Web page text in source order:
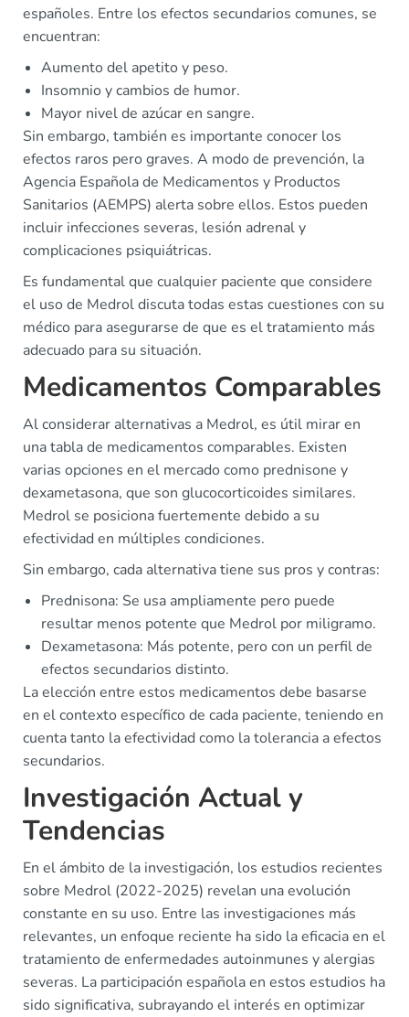
españoles. Entre los efectos secundarios comunes, se
encuentran:
Aumento del apetito y peso.
Insomnio y cambios de humor.
Mayor nivel de azúcar en sangre.
Sin embargo, también es importante conocer los
efectos raros pero graves. A modo de prevención, la
Agencia Española de Medicamentos y Productos
Sanitarios (AEMPS) alerta sobre ellos. Estos pueden
incluir infecciones severas, lesión adrenal y
complicaciones psiquiátricas.
Es fundamental que cualquier paciente que considere
el uso de Medrol discuta todas estas cuestiones con su
médico para asegurarse de que es el tratamiento más
adecuado para su situación.
Medicamentos Comparables
Al considerar alternativas a Medrol, es útil mirar en
una tabla de medicamentos comparables. Existen
varias opciones en el mercado como prednisone y
dexametasona, que son glucocorticoides similares.
Medrol se posiciona fuertemente debido a su
efectividad en múltiples condiciones.
Sin embargo, cada alternativa tiene sus pros y contras:
Prednisona: Se usa ampliamente pero puede
resultar menos potente que Medrol por miligramo.
Dexametasona: Más potente, pero con un perfil de
efectos secundarios distinto.
La elección entre estos medicamentos debe basarse
en el contexto específico de cada paciente, teniendo en
cuenta tanto la efectividad como la tolerancia a efectos
secundarios.
Investigación Actual y
Tendencias
En el ámbito de la investigación, los estudios recientes
sobre Medrol (2022-2025) revelan una evolución
constante en su uso. Entre las investigaciones más
relevantes, un enfoque reciente ha sido la eficacia en el
tratamiento de enfermedades autoinmunes y alergias
severas. La participación española en estos estudios ha
sido significativa, subrayando el interés en optimizar